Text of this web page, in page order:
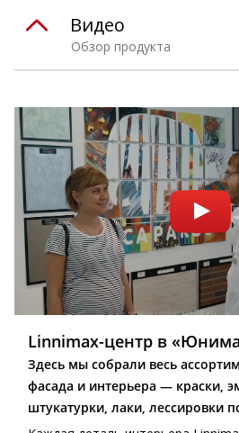
Обзор продукта
Видео
Linnimax-центр в
Здесь мы собрали весь
фасада и интерьера — краски,
штукатурки, лаки, лессировки